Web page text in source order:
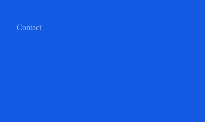
Contact